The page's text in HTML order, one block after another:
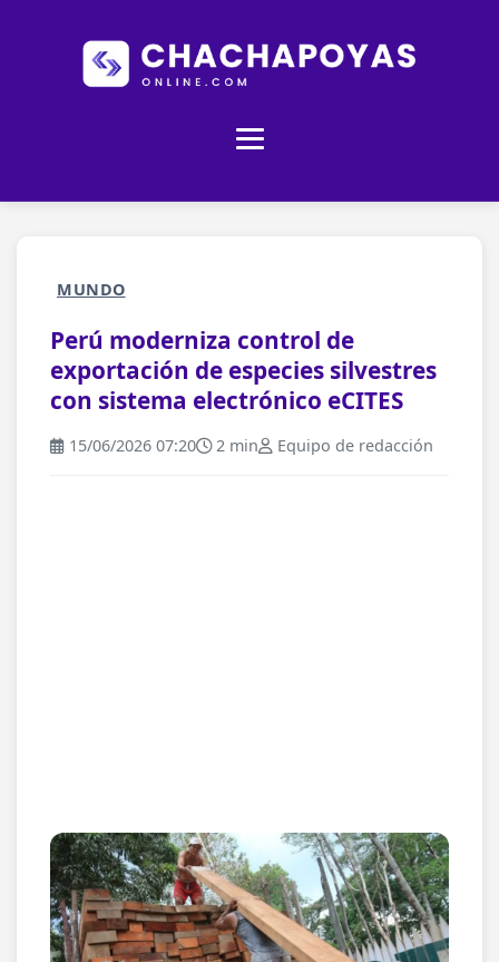
MUNDO
Perú moderniza control de
exportación de especies silvestres
con sistema electrónico eCITES
15/06/2026 07:20 2 min Equipo de redacción